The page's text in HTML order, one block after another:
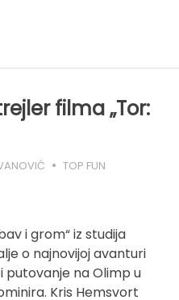
filma „Tor:
TOP FUN
i grom“ iz studija
o najnovijoj avanturi
na Olimp u
Kris Hemsvort